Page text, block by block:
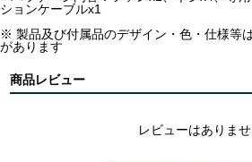
ションケーブルx1
※ 製品及び付属品のデザイン・色・仕様等
があります
商品レビュー
レビューはありま